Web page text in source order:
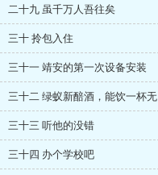
二十九 虽千万人吾往矣
三十 拎包入住
三十一 靖安的第一次设备安装
三十二 绿蚁新醅酒，能饮一杯无
三十三 听他的没错
三十四 办个学校吧